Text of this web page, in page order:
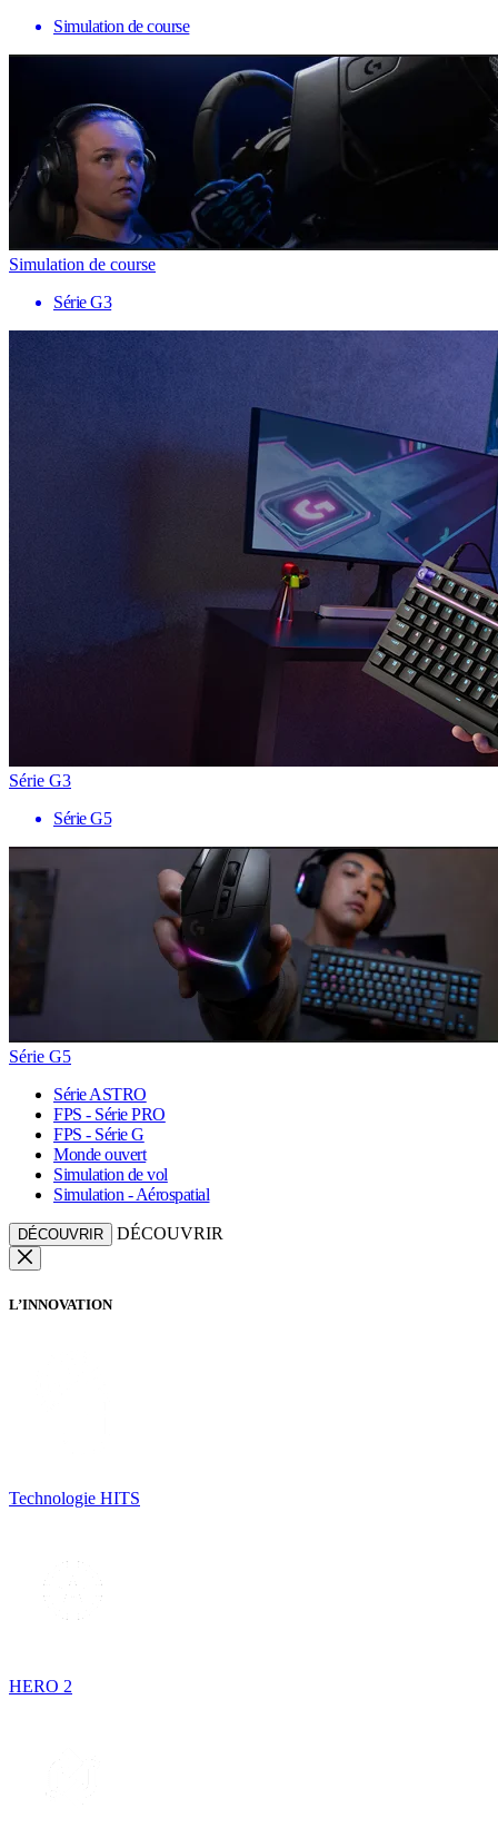
Simulation de course
Simulation de course
Série G3
Série G3
Série G5
Série G5
Série ASTRO
FPS - Série PRO
FPS - Série G
Monde ouvert
Simulation de vol
Simulation - Aérospatial
DÉCOUVRIR DÉCOUVRIR
L’INNOVATION
Technologie HITS
HERO 2